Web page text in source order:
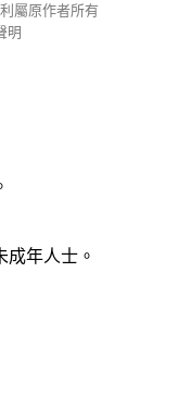
屬原作者所有
明
年人士。